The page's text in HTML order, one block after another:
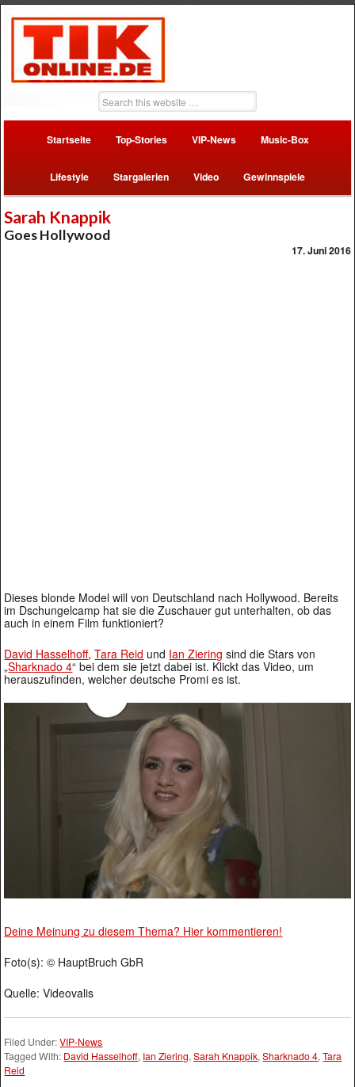
Startseite Top-Stories VIP-News Music-Box
Lifestyle Stargalerien Video Gewinnspiele
Sarah Knappik
Goes Hollywood
17. Juni 2016
Dieses blonde Model will von Deutschland nach Hollywood. Bereits
im Dschungelcamp hat sie die Zuschauer gut unterhalten, ob das
auch in einem Film funktioniert?
David Hasselhoff,Tara Reid und Ian Ziering sind die Stars von
„Sharknado 4“ bei dem sie jetzt dabei ist. Klickt das Video, um
herauszufinden, welcher deutsche Promi es ist.
Deine Meinung zu diesem Thema? Hier kommentieren!
Foto(s): © HauptBruch GbR
Quelle: Videovalis
Filed Under:VIP-News
Tagged With: David Hasselhoff, Ian Ziering,Sarah Knappik,Sharknado 4,Tara
Reid